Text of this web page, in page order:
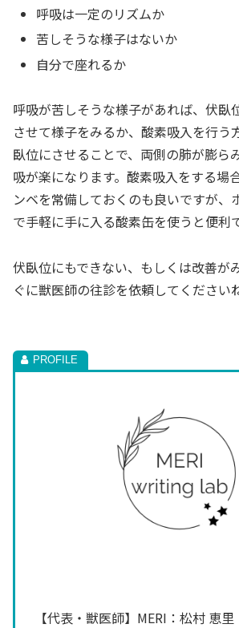
呼吸は一定のリズムか
苦しそうな様子はないか
自分で座れるか
呼吸が苦しそうな様子があれば、伏臥
させて様子をみるか、酸素吸入を行う
臥位にさせることで、両側の肺が膨ら
吸が楽になります。酸素吸入をする場
ンベを常備しておくのも良いですが、
で手軽に手に入る酸素缶を使うと便利で
伏臥位にもできない、もしくは改善が
ぐに獣医師の往診を依頼してください
【代表・獣医師】MERI：松村 恵